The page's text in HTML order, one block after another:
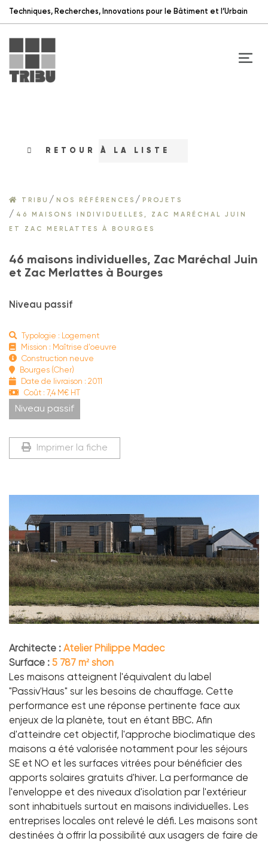
Techniques, Recherches, Innovations pour le Bâtiment et l’Urbain
RETOUR À LA LISTE
TRIBU / NOS RÉFÉRENCES / PROJETS
/ 46 MAISONS INDIVIDUELLES, ZAC MARÉCHAL JUIN
ET ZAC MERLATTES À BOURGES
46 maisons individuelles, Zac Maréchal Juin
et Zac Merlattes à Bourges
Niveau passif
Typologie : Logement
Mission : Maîtrise d'oeuvre
Construction neuve
Bourges (Cher)
Date de livraison : 2011
Coût : 7,4 M€ HT
Niveau passif
Imprimer la fiche
Architecte : Atelier Philippe Madec
Surface : 5 787 m² shon
Les maisons atteignent l'équivalent du label
"Passiv'Haus" sur les besoins de chauffage. Cette
performance est une réponse pertinente face aux
enjeux de la planète, tout en étant BBC. Afin
d'atteindre cet objectif, l'approche bioclimatique des
maisons a été valorisée notamment pour les séjours
SE et NO et les surfaces vitrées pour bénéficier des
apports solaires gratuits d'hiver. La performance de
l'enveloppe et des niveaux d'isolation par l'extérieur
sont inhabituels surtout en maisons individuelles. Les
entreprises locales ont relevé le défi. Les maisons sont
destinées à offrir la possibilité aux usagers de faire de